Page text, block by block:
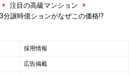
> 注目の高級マンション
>
分譲時億ションがなぜこの価格!?
採用情報
広告掲載